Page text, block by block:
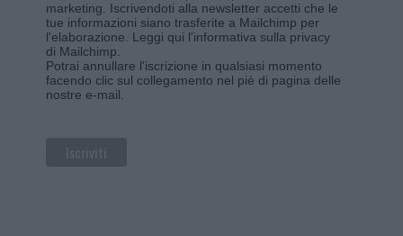
marketing. Iscrivendoti alla newsletter accetti che le
tue informazioni siano trasferite a Mailchimp per
l'elaborazione. Leggi qui l'informativa sulla privacy
di Mailchimp
Potrai annullare l'iscrizione in qualsiasi momento
facendo clic sul collegamento nel piè di pagina delle
nostre e-mail.